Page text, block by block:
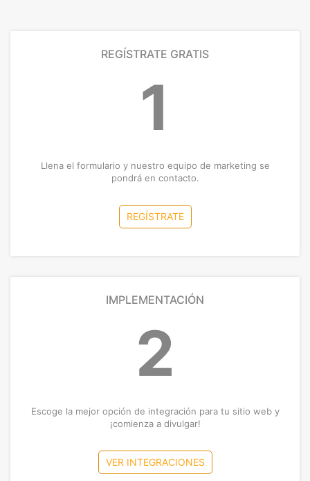
REGÍSTRATE GRATIS
1
Llena el formulario y nuestro equipo de marketing se
pondrá en contacto.
REGÍSTRATE
IMPLEMENTACIÓN
2
Escoge la mejor opción de integración para tu sitio web y
¡comienza a divulgar!
VER INTEGRACIONES